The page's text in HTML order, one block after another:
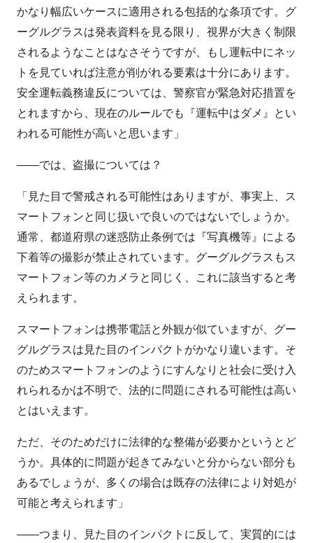
かなり幅広いケースに適用される包括的な条項です。グ
ーグルグラスは発表資料を見る限り、視界が大きく制限
されるようなことはなさそうですが、もし運転中にネッ
トを見ていれば注意が削がれる要素は十分にあります。
安全運転義務違反については、警察官が緊急対応措置を
とれますから、現在のルールでも『運転中はダメ』とい
われる可能性が高いと思います」
――では、盗撮については？
「見た目で警戒される可能性はありますが、事実上、ス
マートフォンと同じ扱いで良いのではないでしょうか。
通常、都道府県の迷惑防止条例では『写真機等』による
下着等の撮影が禁止されています。グーグルグラスもス
マートフォン等のカメラと同じく、これに該当すると考
えられます。
スマートフォンは携帯電話と外観が似ていますが、グー
グルグラスは見た目のインパクトがかなり違います。そ
のためスマートフォンのようにすんなりと社会に受け入
れられるかは不明で、法的に問題にされる可能性は高い
とはいえます。
ただ、そのためだけに法律的な整備が必要かというとど
うか。具体的に問題が起きてみないと分からない部分も
あるでしょうが、多くの場合は既存の法律により対処が
可能と考えられます」
――つまり、見た目のインパクトに反して、実質的には